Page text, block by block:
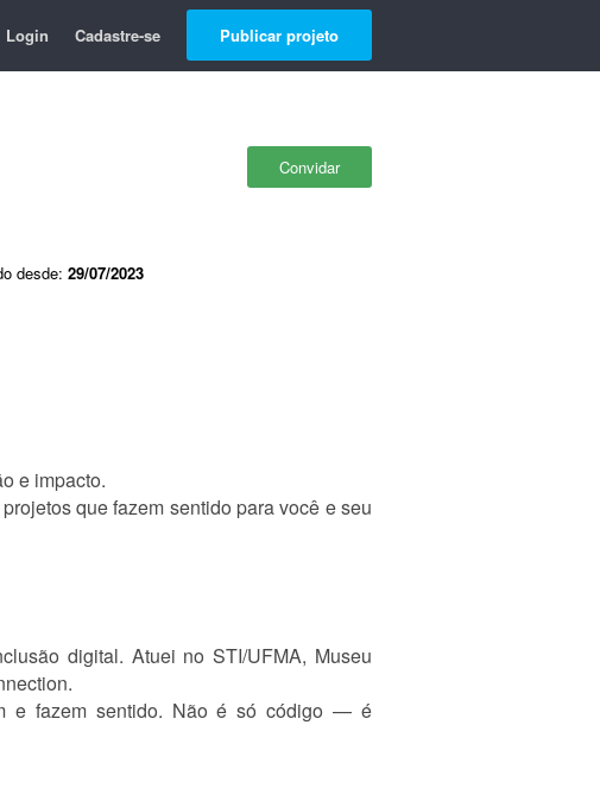
Login Cadastre-se Publicar projeto
Convidar
desde: 29/07/2023
e impacto.
que fazem sentido para você e seu
digital. Atuei no STI/UFMA, Museu
e fazem sentido. Não é só código — é